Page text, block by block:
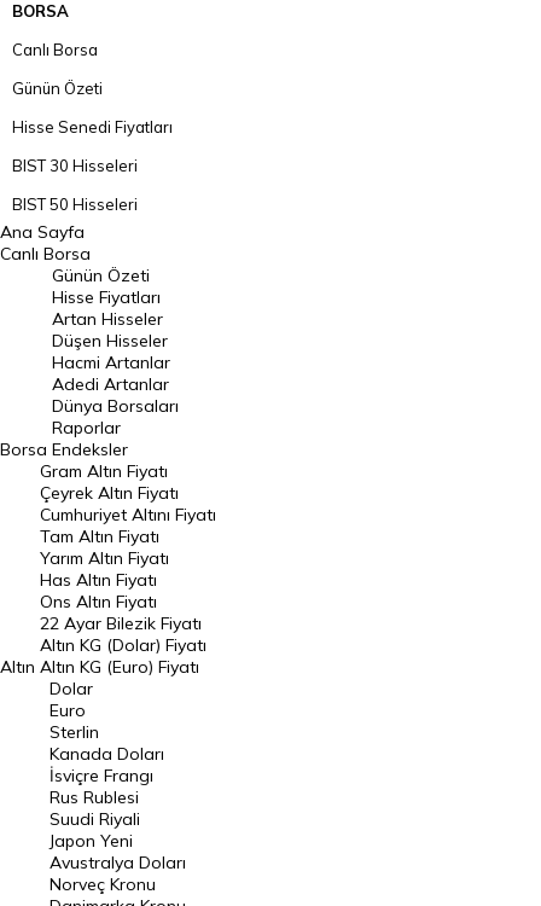
BORSA
Canlı Borsa
Günün Özeti
Hisse Senedi Fiyatları
BIST 30 Hisseleri
BIST 50 Hisseleri
BIST 100 Hisseleri
En Çok Artan Hisseler
En Çok Düşen Hisseler
Hacmi Artanlar
Geçmiş Kapanışlar
Dünya Borsaları
Raporlar
Endeksler
DÖVİZ
Döviz Kuru
Dolar Kuru
Euro Kuru
Pound Kuru
Frank Kuru
Riyal Kuru
Avustralya Doları
Danimarka Kronu Kuru
Ana Sayfa
Canlı Borsa
Borsa
Günün Özeti
Hisse Fiyatları
Artan Hisseler
Düşen Hisseler
Hacmi Artanlar
Adedi Artanlar
Dünya Borsaları
Raporlar
Endeksler
Altın
Gram Altın Fiyatı
Çeyrek Altın Fiyatı
Cumhuriyet Altını Fiyatı
Tam Altın Fiyatı
Yarım Altın Fiyatı
Has Altın Fiyatı
Ons Altın Fiyatı
22 Ayar Bilezik Fiyatı
Altın KG (Dolar) Fiyatı
Altın KG (Euro) Fiyatı
Dolar
Euro
Sterlin
Kanada Doları
İsviçre Frangı
Rus Rublesi
Suudi Riyali
Japon Yeni
Avustralya Doları
Norveç Kronu